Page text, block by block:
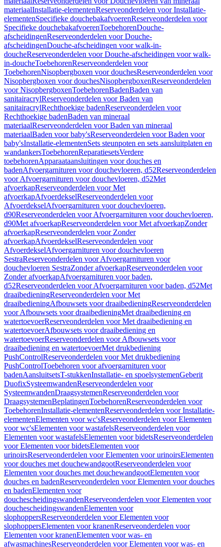
materiaalInstallatie-elementenReserveonderdelen voor Installatie-
elementenSpecifieke douchebakafvoerenReserveonderdelen voor
Specifieke douchebakafvoerenToebehorenDouche-
afscheidingenReserveonderdelen voor Douche-
afscheidingenDouche-afscheidingen voor walk-in-
doucheReserveonderdelen voor Douche-afscheidingen voor walk-
in-doucheToebehorenReserveonderdelen voor
ToebehorenNisopbergboxen voor douchesReserveonderdelen voor
Nisopbergboxen voor douchesNisopbergboxenReserveonderdelen
voor NisopbergboxenToebehorenBadenBaden van
sanitairacrylReserveonderdelen voor Baden van
sanitairacrylRechthoekige badenReserveonderdelen voor
Rechthoekige badenBaden van mineraal
materiaalReserveonderdelen voor Baden van mineraal
materiaalBaden voor baby'sReserveonderdelen voor Baden voor
baby'sInstallatie-elementenSets steunpoten en sets aansluitplaten en
wandankersToebehorenReparatiesetsVerdere
toebehorenApparaataansluitingen voor douches en
badenAfvoergarnituren voor douchevloeren, d52Reserveonderdelen
voor Afvoergarnituren voor douchevloeren, d52Met
afvoerkapReserveonderdelen voor Met
afvoerkapAfvoerdekselReserveonderdelen voor
AfvoerdekselAfvoergarnituren voor douchevloeren,
d90Reserveonderdelen voor Afvoergarnituren voor douchevloeren,
d90Met afvoerkapReserveonderdelen voor Met afvoerkapZonder
afvoerkapReserveonderdelen voor Zonder
afvoerkapAfvoerdekselReserveonderdelen voor
AfvoerdekselAfvoergarnituren voor douchevloeren
SestraReserveonderdelen voor Afvoergarnituren voor
douchevloeren SestraZonder afvoerkapReserveonderdelen voor
Zonder afvoerkapAfvoergarnituren voor baden,
d52Reserveonderdelen voor Afvoergarnituren voor baden, d52Met
draaibedieningReserveonderdelen voor Met
draaibedieningAfbouwsets voor draaibedieningReserveonderdelen
voor Afbouwsets voor draaibedieningMet draaibediening en
watertoevoerReserveonderdelen voor Met draaibediening en
watertoevoerAfbouwsets voor draaibediening en
watertoevoerReserveonderdelen voor Afbouwsets voor
draaibediening en watertoevoerMet drukbediening
PushControlReserveonderdelen voor Met drukbediening
PushControlToebehoren voor afvoergarnituren voor
badenAansluitsetsT-stukkenInstallatie- en spoelsystemenGeberit
DuofixSysteemwandenReserveonderdelen voor
SysteemwandenDraagsystemenReserveonderdelen voor
DraagsystemenBeplatingenToebehorenReserveonderdelen voor
ToebehorenInstallatie-elementenReserveonderdelen voor Installatie-
elementenElementen voor wc'sReserveonderdelen voor Elementen
voor wc'sElementen voor wastafelsReserveonderdelen voor
Elementen voor wastafelsElementen voor bidetsReserveonderdelen
voor Elementen voor bidetsElementen voor
urinoirsReserveonderdelen voor Elementen voor urinoirsElementen
voor douches met douchewandgootReserveonderdelen voor
Elementen voor douches met douchewandgootElementen voor
douches en badenReserveonderdelen voor Elementen voor douches
en badenElementen voor
douchescheidingswandenReserveonderdelen voor Elementen voor
douchescheidingswandenElementen voor
slophoppersReserveonderdelen voor Elementen voor
slophoppersElementen voor kranenReserveonderdelen voor
Elementen voor kranenElementen voor was- en
afwasmachinesReserveonderdelen voor Elementen voor was- en